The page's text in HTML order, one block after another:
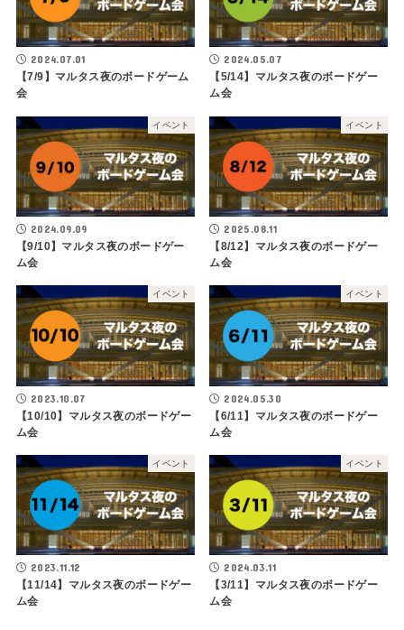
2024.07.01
【7/9】マルタス夜のボードゲーム
会
2024.05.07
【5/14】マルタス夜のボードゲー
ム会
イベント
2024.09.09
【9/10】マルタス夜のボードゲー
ム会
イベント
2025.08.11
【8/12】マルタス夜のボードゲー
ム会
イベント
2023.10.07
【10/10】マルタス夜のボードゲー
ム会
イベント
2024.05.30
【6/11】マルタス夜のボードゲー
ム会
イベント
2023.11.12
【11/14】マルタス夜のボードゲー
ム会
イベント
2024.03.11
【3/11】マルタス夜のボードゲー
ム会